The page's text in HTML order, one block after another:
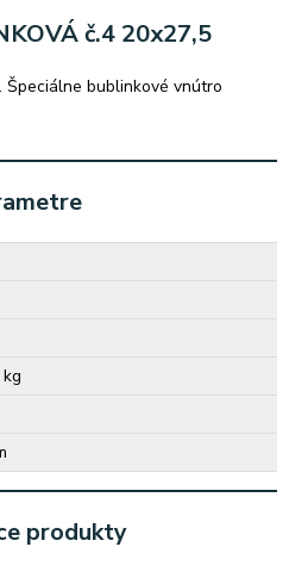
č.4 20x27,5
Špeciálne bublinkové vnútro
produkty